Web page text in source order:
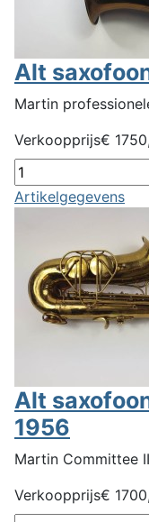
Alt
Martin
Verkoopprijs€
Artikelgegevens
Alt
1956
Martin Committee
Verkoopprijs€